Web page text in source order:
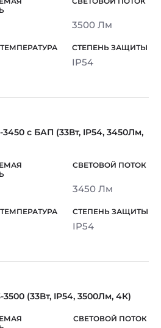
3500 Лм
IP54
c БАП (33Вт, IP54, 3450Лм,
3450 Лм
IP54
(33Вт, IP54, 3500Лм, 4К)